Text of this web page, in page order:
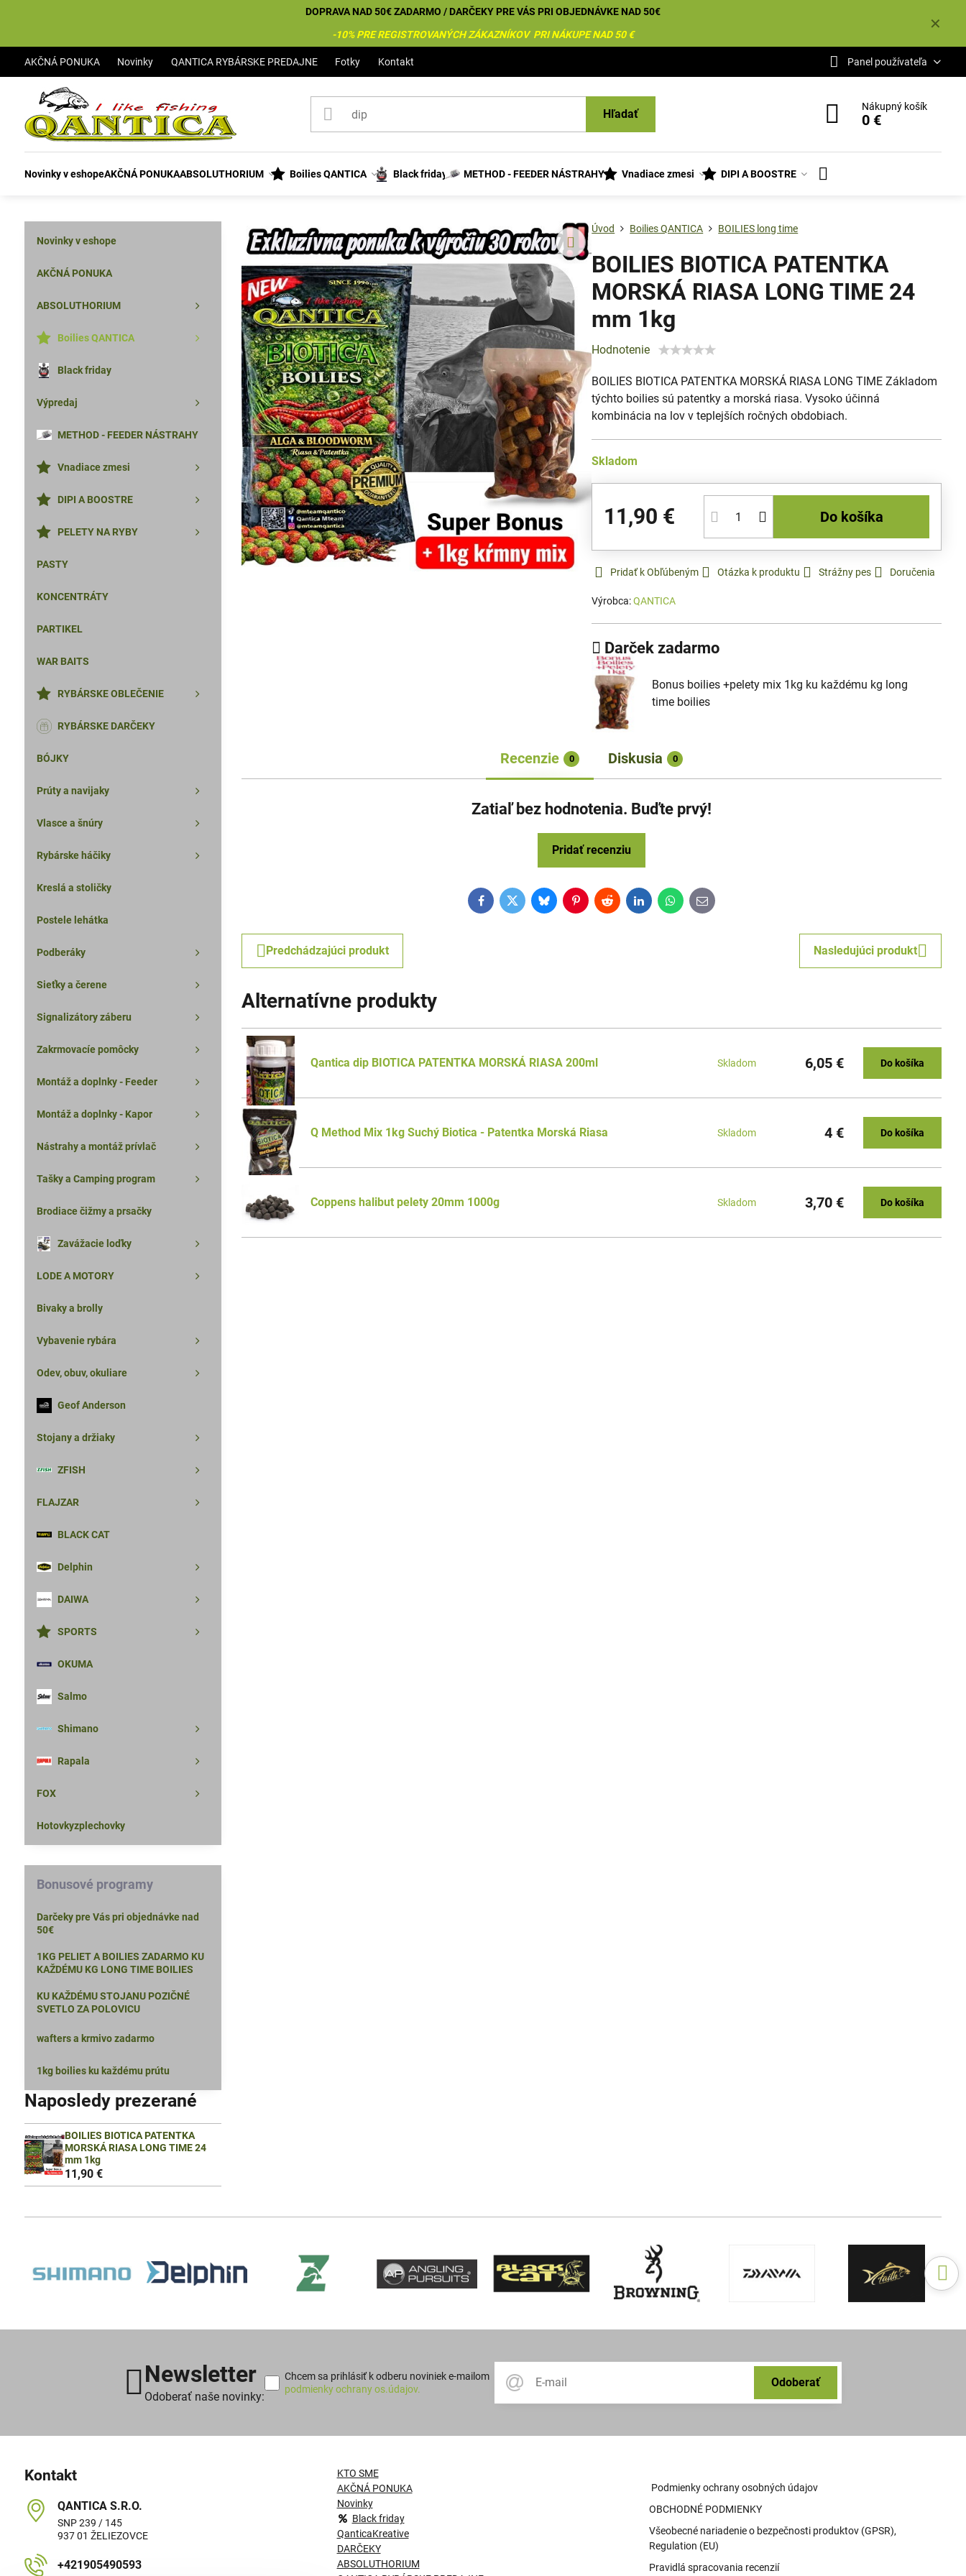
✕
DOPRAVA NAD 50€ ZADARMO / DARČEKY PRE VÁS PRI OBJEDNÁVKE NAD 50€
-10% PRE REGISTROVANÝCH ZÁKAZNÍKOV PRI NÁKUPE NAD 50 €
AKČNÁ PONUKA Novinky QANTICA RYBÁRSKE PREDAJNE Fotky Kontakt Panel používateľa
Hľadať
Nákupný košík
0 €
Novinky v eshopeAKČNÁ PONUKAABSOLUTHORIUM Boilies QANTICA Black friday METHOD - FEEDER NÁSTRAHY Vnadiace zmesi DIPI A BOOSTRE
Úvod Boilies QANTICA BOILIES long time
BOILIES BIOTICA PATENTKA
MORSKÁ RIASA LONG TIME 24
mm 1kg
Hodnotenie
BOILIES BIOTICA PATENTKA MORSKÁ RIASA LONG TIME Základom
týchto boilies sú patentky a morská riasa. Vysoko účinná
kombinácia na lov v teplejších ročných obdobiach.
Skladom
11,90 € Do košíka
Pridať k Obľúbeným Otázka k produktu Strážny pes Doručenia
Výrobca:QANTICA
Darček zadarmo
Bonus boilies +pelety mix 1kg ku každému kg long
time boilies
Recenzie 0 Diskusia 0
Zatiaľ bez hodnotenia. Buďte prvý!
Pridať recenziu
FacebookTwitterBlueskyPinterestRedditLinkedInWhatsApp
E-
mail
Predchádzajúci produkt Nasledujúci produkt
Alternatívne produkty
Qantica dip BIOTICA PATENTKA MORSKÁ RIASA 200ml Skladom 6,05 € Do košíka
Q Method Mix 1kg Suchý Biotica - Patentka Morská Riasa Skladom 4 € Do košíka
Coppens halibut pelety 20mm 1000g Skladom 3,70 € Do košíka
Novinky v eshope
AKČNÁ PONUKA
ABSOLUTHORIUM
Boilies QANTICA
Black friday
Výpredaj
METHOD - FEEDER NÁSTRAHY
Vnadiace zmesi
DIPI A BOOSTRE
PELETY NA RYBY
PASTY
KONCENTRÁTY
PARTIKEL
WAR BAITS
RYBÁRSKE OBLEČENIE
RYBÁRSKE DARČEKY
BÓJKY
Prúty a navijaky
Vlasce a šnúry
Rybárske háčiky
Kreslá a stoličky
Postele lehátka
Podberáky
Sieťky a čerene
Signalizátory záberu
Zakrmovacíe pomôcky
Montáž a doplnky - Feeder
Montáž a doplnky - Kapor
Nástrahy a montáž prívlač
Tašky a Camping program
Brodiace čižmy a prsačky
Zavážacie loďky
LODE A MOTORY
Bivaky a brolly
Vybavenie rybára
Odev, obuv, okuliare
Geof Anderson
Stojany a držiaky
ZFISH
FLAJZAR
BLACK CAT
Delphin
DAIWA
SPORTS
OKUMA
Salmo
Shimano
Rapala
FOX
Hotovkyzplechovky
Bonusové programy
Darčeky pre Vás pri objednávke nad
50€
1KG PELIET A BOILIES ZADARMO KU
KAŽDÉMU KG LONG TIME BOILIES
KU KAŽDÉMU STOJANU POZIČNÉ
SVETLO ZA POLOVICU
wafters a krmivo zadarmo
1kg boilies ku každému prútu
Naposledy prezerané
BOILIES BIOTICA PATENTKA
MORSKÁ RIASA LONG TIME 24
mm 1kg
11,90 €
Newsletter
Odoberať naše novinky:
Odoberať
Chcem sa prihlásiť k odberu noviniek e-mailom
podmienky ochrany os.údajov.
Kontakt
QANTICA S​.R​.O​.
SNP 239 / 145
937 01 ŽELIEZOVCE
+421905490593
KTO SME
AKČNÁ PONUKA
Novinky
Black friday
QanticaKreative
DARČEKY
ABSOLUTHORIUM
Podmienky ochrany osobných údajov
OBCHODNÉ PODMIENKY
Všeobecné nariadenie o bezpečnosti produktov (GPSR),
Regulation (EU)
Pravidlá spracovania recenzií